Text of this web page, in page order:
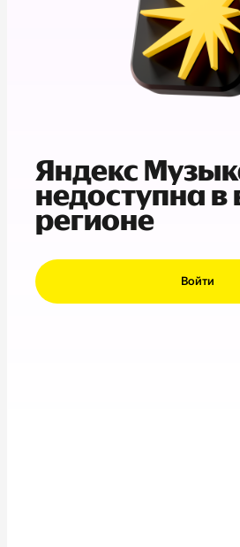
Яндекс
недоступна
регионе
Войти